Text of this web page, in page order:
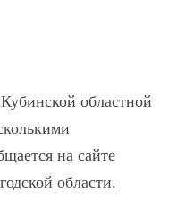
областной
на сайте
области.